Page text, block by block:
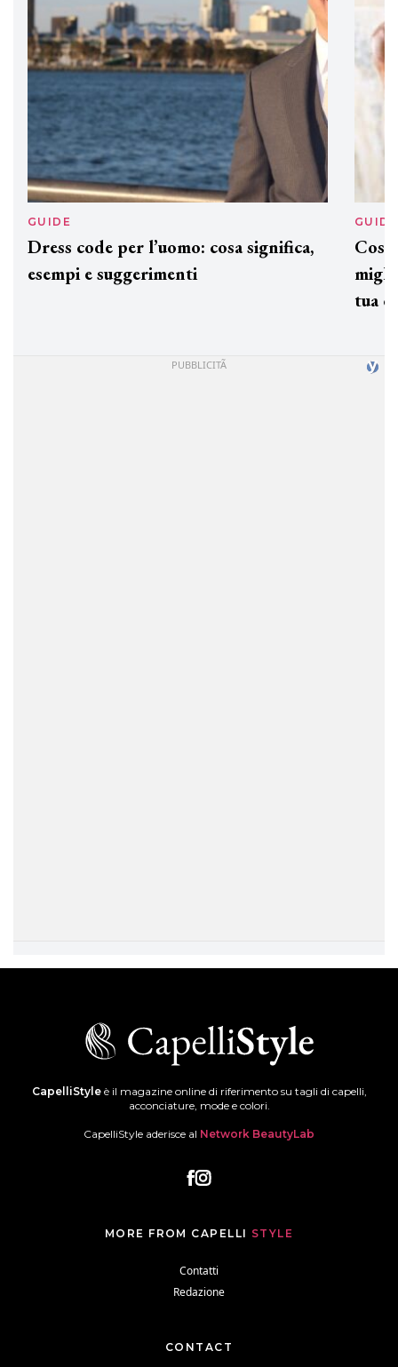
GUIDE
Dress code per l’uomo: cosa significa,
esempi e suggerimenti
GUIDE
tua
CapelliStyleè il magazine online di riferimento su tagli di capelli,
acconciature, mode e colori.
CapelliStyle aderisce al Network BeautyLab
MORE FROM CAPELLI STYLE
Contatti
Redazione
CONTACT